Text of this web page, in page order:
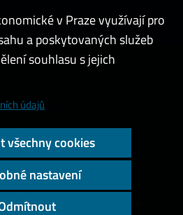
údajů
škola ekonomická v Praze
v Praze využívají pro
a poskytovaných služeb
souhlasu s jejich
údajů
všechny cookies
nastavení